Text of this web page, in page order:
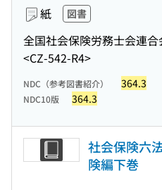
紙 図書
全国社会保険労務士会連合
<CZ-542-R4>
NDC（参考図書紹介） 364.3
NDC10版 364.3
社会保険六
険編下巻